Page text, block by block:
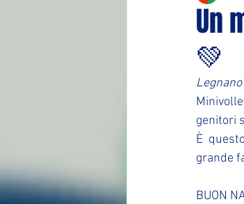
Un
💚
genitori
È
grande
BUON